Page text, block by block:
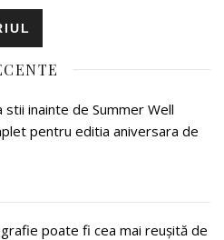
inainte de Summer Well
pentru editia aniversara de
poate fi cea mai reușită de